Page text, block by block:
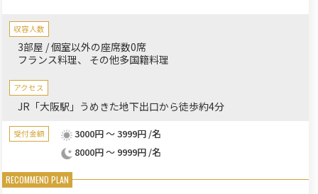
ーティーにもご相談ください。完全個室も完備。
収容人数
3部屋 / 個室以外の座席数0席
フランス料理
その他多国籍料理
アクセス
JR「大阪駅」うめきた地下出口から徒歩約4分
受付金額
3000円 ～ 3999円 /名
8000円 ～ 9999円 /名